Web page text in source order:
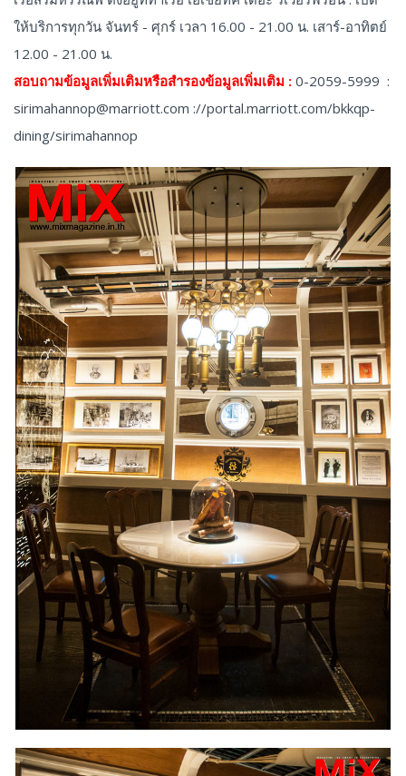
ให้บริการทุกวัน จันทร์ - ศุกร์ เวลา 16.00 - 21.00 น. เสาร์-อาทิตย์
12.00 - 21.00 น.
สอบถามข้อมูลเพิ่มเติมหรือสำรองข้อมูลเพิ่มเติม : 0-2059-5999 :
sirimahannop@marriott.com ://portal.marriott.com/bkkqp-
dining/sirimahannop